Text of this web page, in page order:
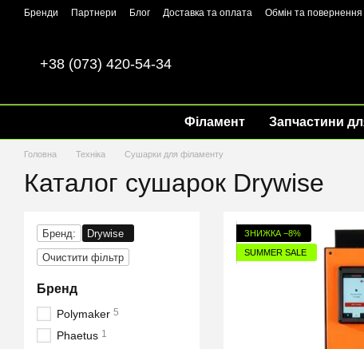
Перейти до основного контенту
Бренди Партнери Блог Доставка та оплата Обмін та повернення
+38 (073) 420-54-34
Філамент Запчастини
Головна Техніка Сушарки для філаменту
Каталог сушарок Drywise
ЗНИЖКА −8%
SUMMER SALE
Бренд:
Drywise
Очистити фільтр
Бренд
Polymaker 5
Phaetus 1